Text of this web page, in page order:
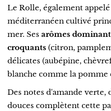
Le Rolle, également
méditerranéen cultivé
mer. Ses arômes
croquants (citron,
délicates (aubépine,
blanche comme la pomme
Des notes d'amande verte,
douces complètent cette